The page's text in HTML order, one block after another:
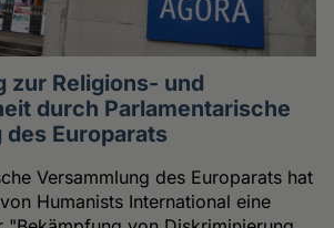
zur Religions- und
durch Parlamentarische
Europarats
Versammlung des Europarats hat
Humanists International eine